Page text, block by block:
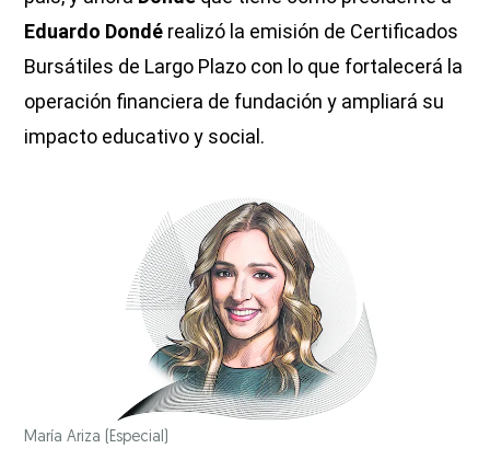
Eduardo Dondé realizó la emisión de Certificados
Bursátiles de Largo Plazo con lo que fortalecerá la
operación financiera de fundación y ampliará su
impacto educativo y social.
María Ariza (Especial)